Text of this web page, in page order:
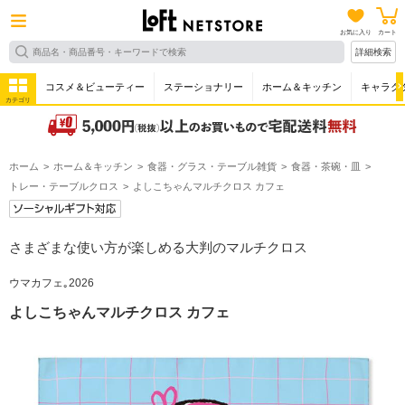
お気に入り カート
詳細検索
カテゴリ
コスメ＆ビューティー ステーショナリー ホーム＆キッチン キャラク
ホーム ホーム＆キッチン 食器・グラス・テーブル雑貨
食器・茶碗・皿
トレー・テーブルクロス
よしこちゃんマルチクロス カフェ
さまざまな使い方が楽しめる大判のマルチクロス
ウマカフェ｡2026
よしこちゃんマルチクロス カフェ